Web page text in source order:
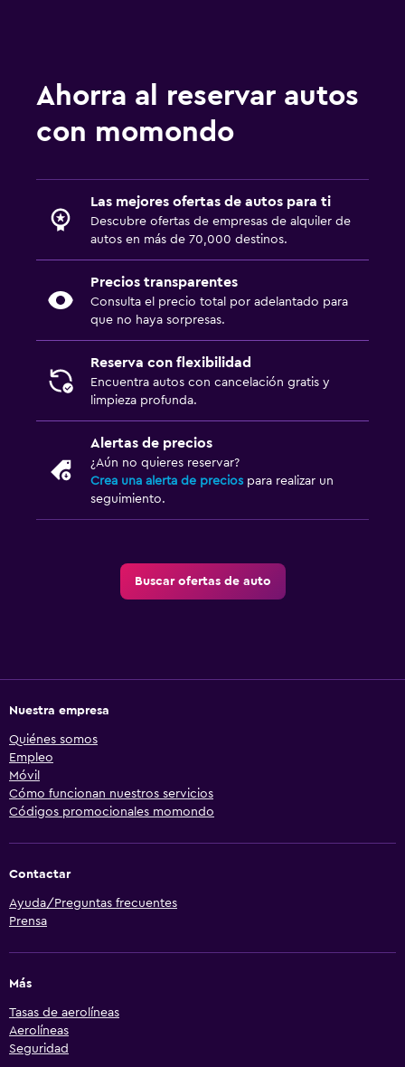
Ahorra al reservar autos
con momondo
Las mejores ofertas de autos para ti
Descubre ofertas de empresas de alquiler de
autos en más de 70,000 destinos.
Precios transparentes
Consulta el precio total por adelantado para
que no haya sorpresas.
Reserva con flexibilidad
Encuentra autos con cancelación gratis y
limpieza profunda.
Alertas de precios
¿Aún no quieres reservar?
Crea una alerta de precios para realizar un
seguimiento.
Buscar ofertas de auto
Nuestra empresa
Quiénes somos
Empleo
Móvil
Cómo funcionan nuestros servicios
Códigos promocionales momondo
Contactar
Ayuda/Preguntas frecuentes
Prensa
Más
Tasas de aerolíneas
Aerolíneas
Seguridad